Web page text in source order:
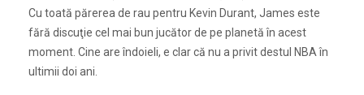
Cu toată părerea de rau pentru Kevin Durant, James este
fără discuţie cel mai bun jucător de pe planetă în acest
moment. Cine are îndoieli, e clar că nu a privit destul NBA în
ultimii doi ani.